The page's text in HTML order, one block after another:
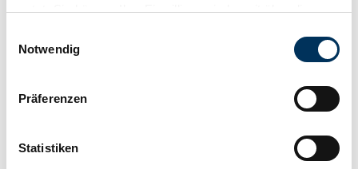
nutzt. Sie können Ihre Einwilligung jederzeit über die
Trigger Symbol ändern oder widerrufen
Informationen über Ihre geografische Lage
können
Notwendig
Präferenzen
Statistiken
Particulier
Non fourni